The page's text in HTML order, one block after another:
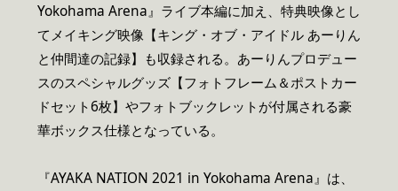
Yokohama Arena』ライブ本編に加え、特典映像とし
てメイキング映像【キング・オブ・アイドル あーりん
と仲間達の記録】も収録される。あーりんプロデュー
スのスペシャルグッズ【フォトフレーム＆ポストカー
ドセット6枚】やフォトブックレットが付属される豪
華ボックス仕様となっている。
『AYAKA NATION 2021 in Yokohama Arena』は、